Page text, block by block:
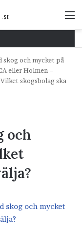
skog och mycket på
eller Holmen –
skogsbolag ska
och